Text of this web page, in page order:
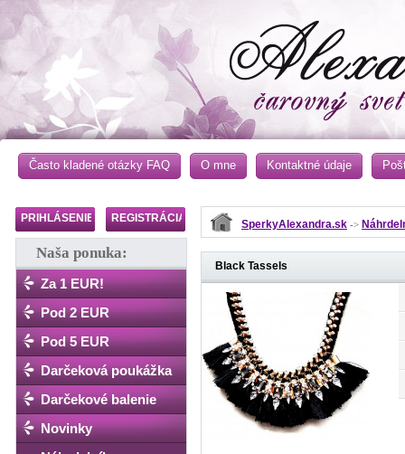
Často kladené otázky FAQ O mne Kontaktné údaje
PRIHLÁSENIE REGISTRÁCIA
Naša ponuka:
Za 1 EUR!
Pod 2 EUR
Pod 5 EUR
Darčeková poukážka
Darčekové balenie
Novinky
SperkyAlexandra.sk ->
Black Tassels